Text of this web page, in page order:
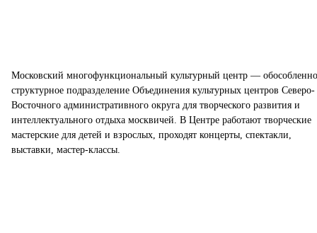
Московский многофункциональный культурный центр —
структурное подразделение Объединения культурных центров Северо-
Восточного административного округа для творческого развития и
интеллектуального отдыха москвичей. В Центре работают творческие
мастерские для детей и взрослых, проходят концерты, спектакли,
выставки, мастер-классы.